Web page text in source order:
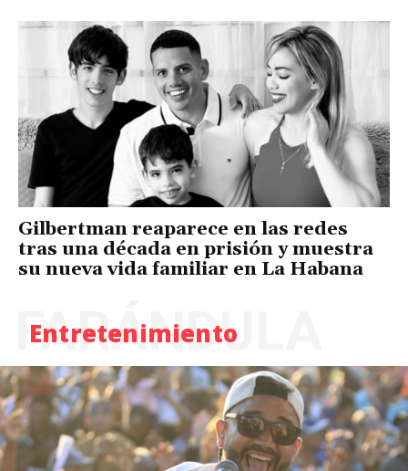
Gilbertman reaparece en las redes
tras una década en prisión y muestra
su nueva vida familiar en La Habana
Entretenimiento
FARÁNDULA
Continue to the category